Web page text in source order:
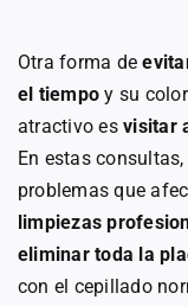
Otra forma de
el tiempoy su
atractivo esvisitar
En estas
problemas que
limpiezas
eliminar toda la
con el cepillado